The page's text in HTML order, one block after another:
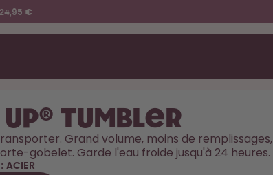
24,95 €
× air up®
Dis bonjour au "O"
Tumbler
Grand volume, moins de remplissages,
gobelet. Garde l'eau froide jusqu'à 24 heures.
ACIER